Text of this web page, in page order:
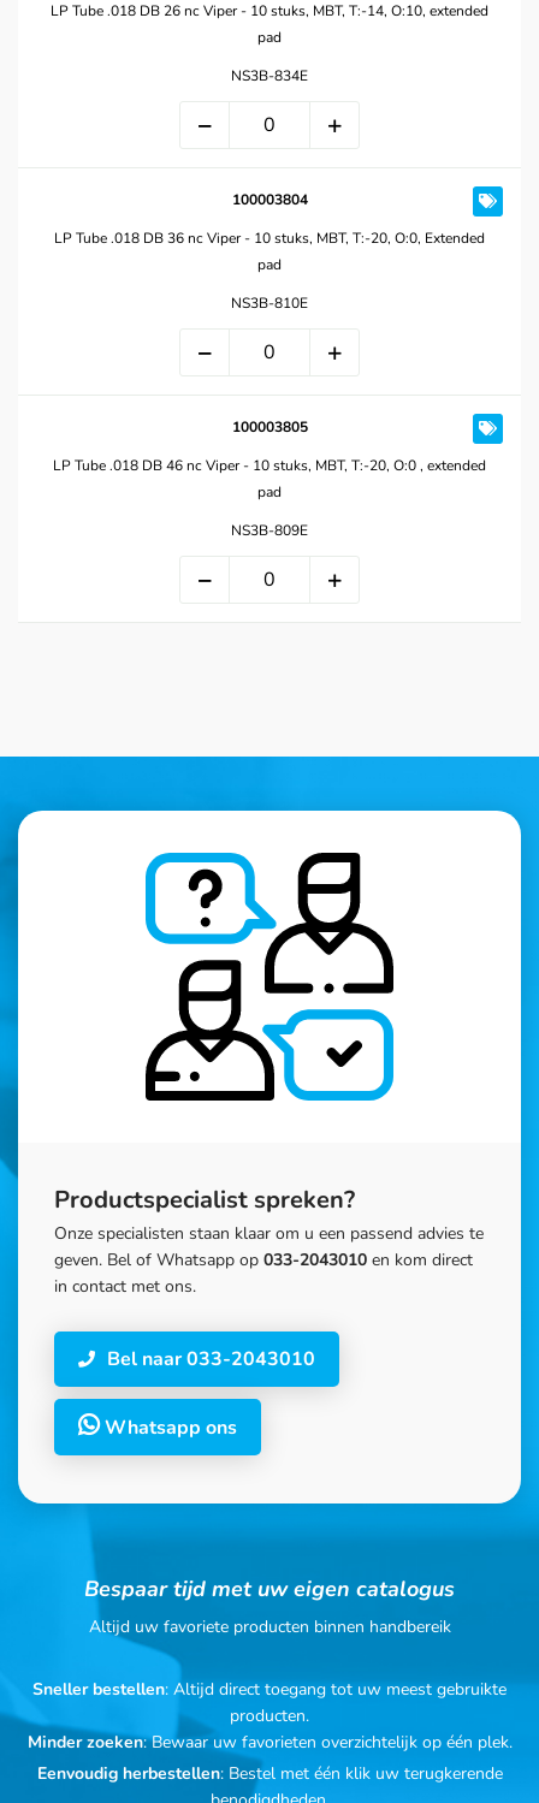
LP Tube .018 DB 26 nc Viper - 10 stuks, MBT, T:-14, O:10, extended
pad
NS3B-834E
100003804
LP Tube .018 DB 36 nc Viper - 10 stuks, MBT, T:-20, O:0, Extended
pad
NS3B-810E
100003805
LP Tube .018 DB 46 nc Viper - 10 stuks, MBT, T:-20, O:0 , extended
pad
NS3B-809E
Productspecialist spreken?
Onze specialisten staan klaar om u een passend advies te
geven. Bel of Whatsapp op 033-2043010 en kom direct
in contact met ons.
Bel naar 033-2043010
Whatsapp ons
Bespaar tijd met uw eigen catalogus
Altijd uw favoriete producten binnen handbereik
Sneller bestellen: Altijd direct toegang tot uw meest gebruikte
producten.
Minder zoeken: Bewaar uw favorieten overzichtelijk op één plek.
Eenvoudig herbestellen: Bestel met één klik uw terugkerende